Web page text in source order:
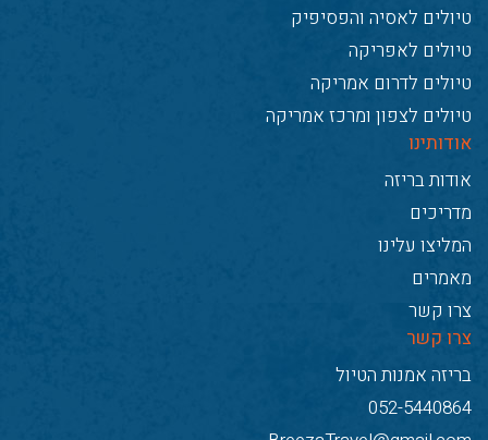
טיולים לאסיה והפסיפיק
טיולים לאפריקה
טיולים לדרום אמריקה
טיולים לצפון ומרכז אמריקה
אודותינו
אודות בריזה
מדריכים
המליצו עלינו
מאמרים
צרו קשר
צרו קשר
בריזה אמנות הטיול
052-5440864